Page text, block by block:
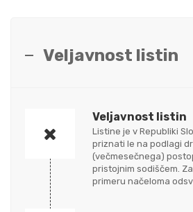
Veljavnost listin
Veljavnost listin
Listine je v Republiki
priznati le na podlagi
(večmesečnega)
pristojnim sodiščem.
primeru načeloma